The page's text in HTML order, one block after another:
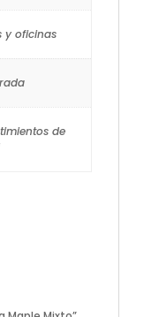
y oficinas
de